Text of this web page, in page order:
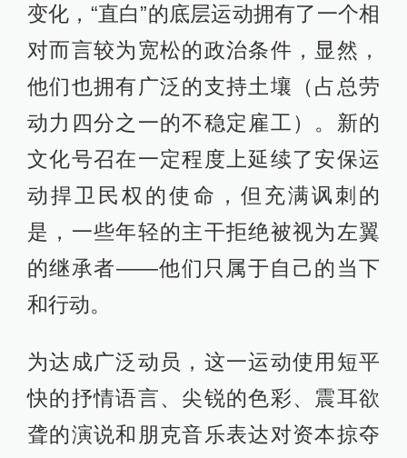
变化，“直白”的底层运动拥有了一个相
对而言较为宽松的政治条件，显然，
他们也拥有广泛的支持土壤（占总劳
动力四分之一的不稳定雇工）。新的
文化号召在一定程度上延续了安保运
动捍卫民权的使命，但充满讽刺的
是，一些年轻的主干拒绝被视为左翼
的继承者——他们只属于自己的当下
和行动。
为达成广泛动员，这一运动使用短平
快的抒情语言、尖锐的色彩、震耳欲
聋的演说和朋克音乐表达对资本掠夺